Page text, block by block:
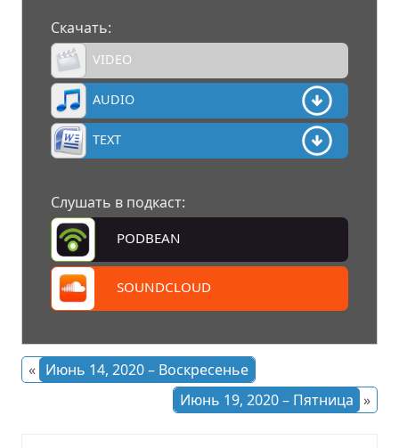
Скачать:
VIDEO
AUDIO
TEXT
Слушать в подкаст:
PODBEAN
SOUNDCLOUD
« Июнь 14, 2020 – Воскресенье
Июнь 19, 2020 – Пятница »